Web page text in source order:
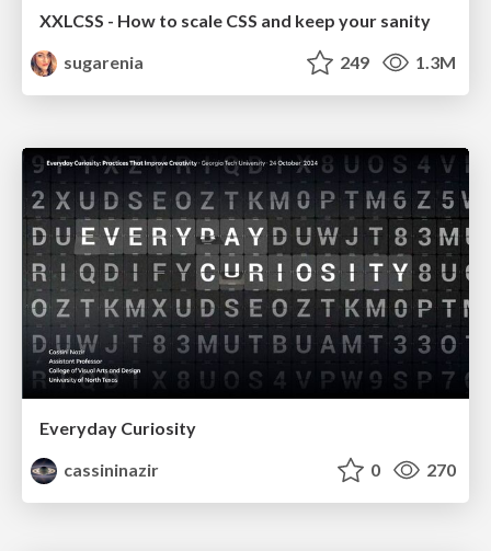
XXLCSS - How to scale CSS and keep your sanity
sugarenia
249 1.3M
Everyday Curiosity
cassininazir
0 270